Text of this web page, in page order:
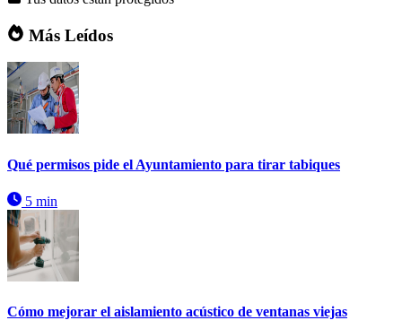
Más Leídos
Qué permisos pide el Ayuntamiento para tirar tabiques
5 min
Cómo mejorar el aislamiento acústico de ventanas viejas